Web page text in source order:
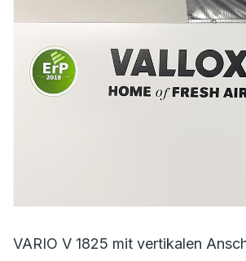
VARIO V 1825 mit vertikalen